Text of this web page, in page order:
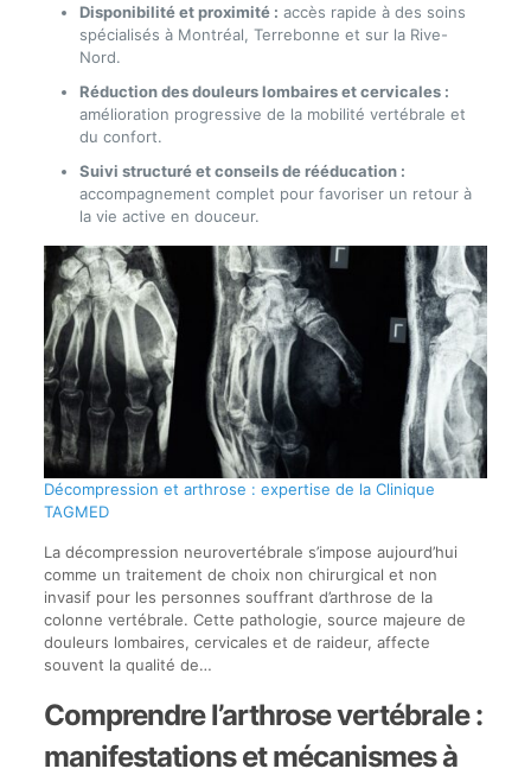
Disponibilité et proximité : accès rapide à des soins
spécialisés à Montréal, Terrebonne et sur la Rive-
Nord.
Réduction des douleurs lombaires et cervicales :
amélioration progressive de la mobilité vertébrale et
du confort.
Suivi structuré et conseils de rééducation :
accompagnement complet pour favoriser un retour à
la vie active en douceur.
Décompression et arthrose : expertise de la Clinique
TAGMED
La décompression neurovertébrale s’impose aujourd’hui
comme un traitement de choix non chirurgical et non
invasif pour les personnes souffrant d’arthrose de la
colonne vertébrale. Cette pathologie, source majeure de
douleurs lombaires, cervicales et de raideur, affecte
souvent la qualité de…
Comprendre l’arthrose vertébrale :
manifestations et mécanismes à